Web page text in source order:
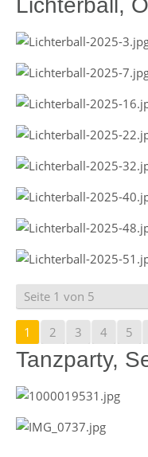
Lichterball,
Seite 1 von 5
1 2 3 4 5
Tanzparty,